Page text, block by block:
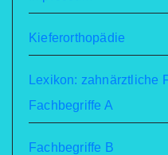
Kieferorthopädie
Lexikon: zahnärztliche
Fachbegriffe A
Fachbegriffe B